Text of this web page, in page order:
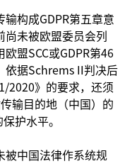
输构成GDPR第五章意
未被欧盟委员会列
盟SCC或GDPR第46
依据Schrems II判决后
2020》的要求，还须
输目的地（中国）的
护水平。
中国法律作系统规